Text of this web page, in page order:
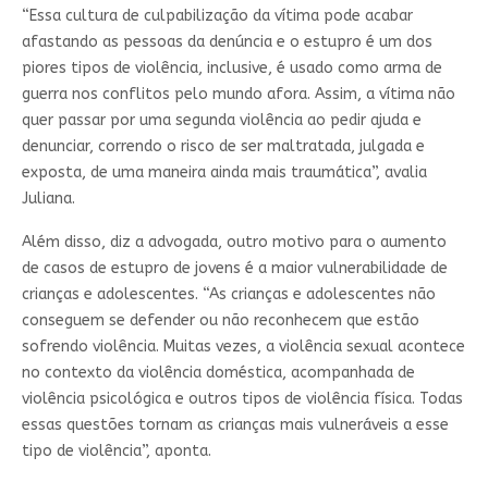
“Essa cultura de culpabilização da vítima pode acabar
afastando as pessoas da denúncia e o estupro é um dos
piores tipos de violência, inclusive, é usado como arma de
guerra nos conflitos pelo mundo afora. Assim, a vítima não
quer passar por uma segunda violência ao pedir ajuda e
denunciar, correndo o risco de ser maltratada, julgada e
exposta, de uma maneira ainda mais traumática”, avalia
Juliana.
Além disso, diz a advogada, outro motivo para o aumento
de casos de estupro de jovens é a maior vulnerabilidade de
crianças e adolescentes. “As crianças e adolescentes não
conseguem se defender ou não reconhecem que estão
sofrendo violência. Muitas vezes, a violência sexual acontece
no contexto da violência doméstica, acompanhada de
violência psicológica e outros tipos de violência física. Todas
essas questões tornam as crianças mais vulneráveis a esse
tipo de violência”, aponta.